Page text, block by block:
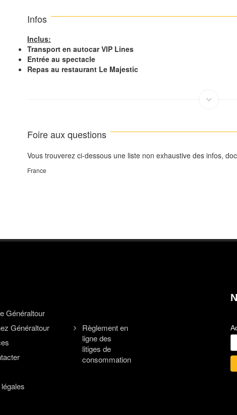
Infos
Inclus:
Transport en autocar VIP Lines
Entrée au spectacle
Repas au restaurant Le Majestic
Foire aux questions
Vous trouverez ci-dessous une liste non exhaustive des infos,
France
Généraltour
Généraltour
Règlement en
ligne des
litiges de
consommation